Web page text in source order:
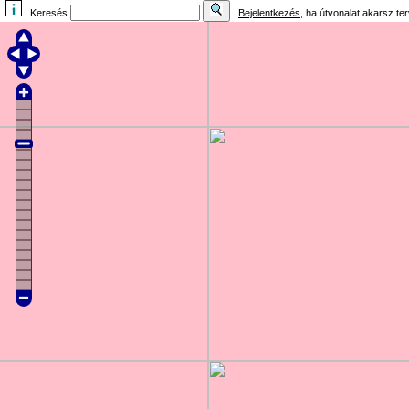
Keresés Bejelentkezés , ha útvonalat akarsz